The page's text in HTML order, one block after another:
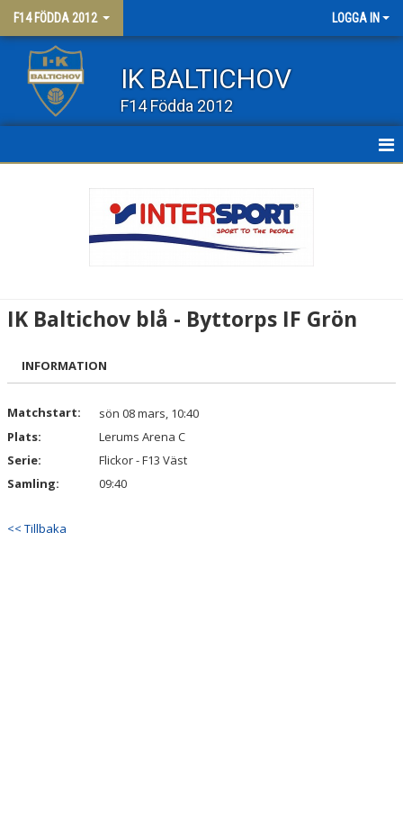
F14 FÖDDA 2012 LOGGA IN
IK BALTICHOV
F14 Födda 2012
BILDGALLERI
DOKUMENT
KONTAKT
IK Baltichov blå - Byttorps IF Grön
INFORMATION
Matchstart:
sön 08 mars, 10:40
Plats:
Lerums Arena C
Serie:
Flickor - F13 Väst
Samling:
09:40
<< Tillbaka